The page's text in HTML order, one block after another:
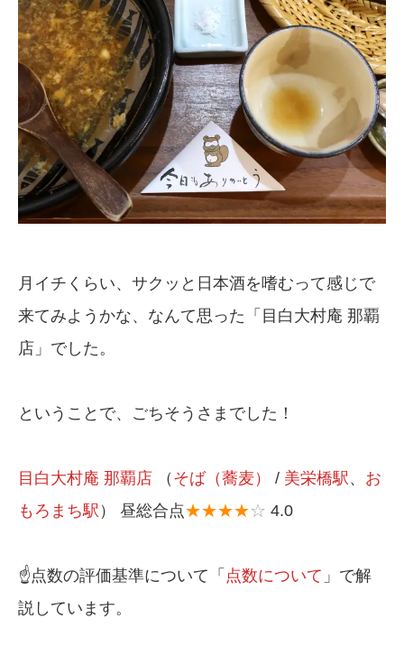
月イチくらい、サクッと日本酒を嗜むって感じで
来てみようかな、なんて思った「目白大村庵 那覇
店」でした。
ということで、ごちそうさまでした！
目白大村庵 那覇店 （ そば（蕎麦） / 美栄橋駅、 お
もろまち駅 ） 昼総合点★★★★☆ 4.0
☝️点数の評価基準について「 点数について 」で解
説しています。